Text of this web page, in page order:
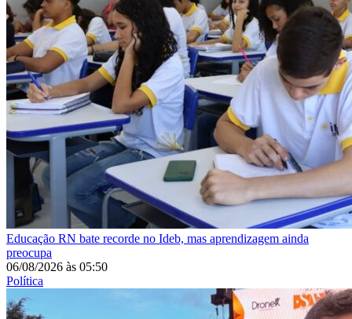
Educação RN bate recorde no Ideb, mas aprendizagem ainda
preocupa
06/08/2026 às 05:50
Política